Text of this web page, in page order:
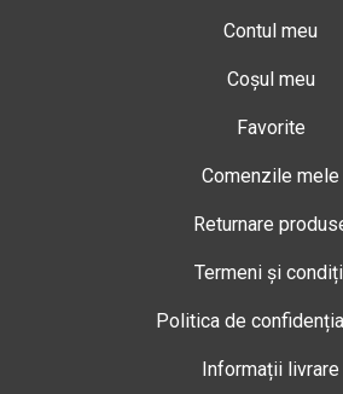
Contul meu
Coșul meu
Favorite
Comenzile mele
Returnare
Termeni și
Politica de
Informații livrare